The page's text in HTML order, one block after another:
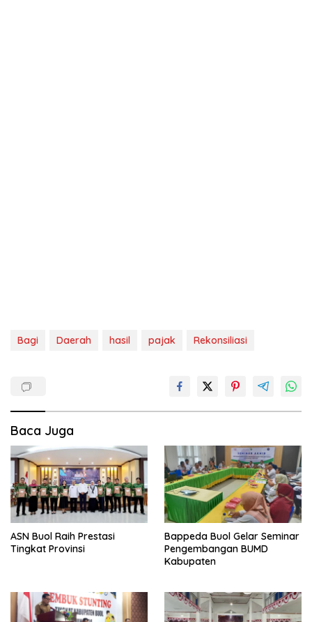
Bagi Daerah hasil pajak Rekonsiliasi
Baca Juga
ASN Buol Raih Prestasi
Tingkat Provinsi
Bappeda Buol Gelar Seminar
Pengembangan BUMD
Kabupaten